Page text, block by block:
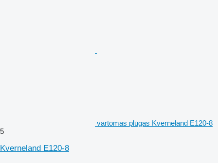
vartomas plūgas Kverneland E120-8
5
Kverneland E120-8